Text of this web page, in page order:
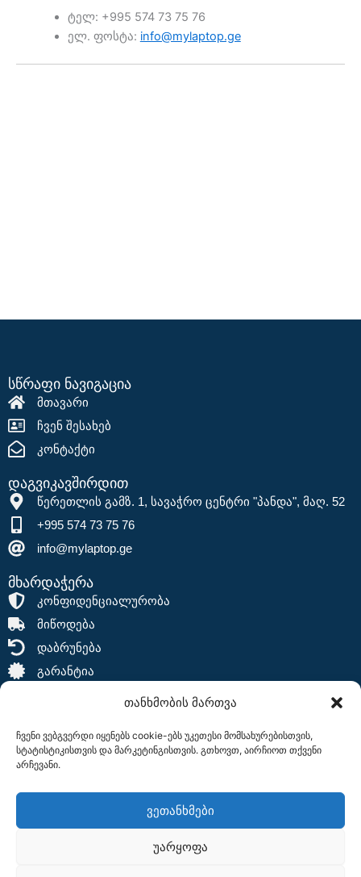
თანხმობის მართვა
ჩვენი ვებგვერდი იყენებს cookie-ებს უკეთესი მომსახურებისთვის,
სტატისტიკისთვის და მარკეტინგისთვის. გთხოვთ, აირჩიოთ თქვენი
არჩევანი.
ვეთანხმები
უარყოფა
ტელ: +995 574 73 75 76
ელ. ფოსტა: info@mylaptop.ge
სწრაფი ნავიგაცია
მთავარი
ჩვენ შესახებ
კონტაქტი
დაგვიკავშირდით
წერეთლის გამზ. 1, სავაჭრო ცენტრი "პანდა", მაღ. 52
+995 574 73 75 76
info@mylaptop.ge
მხარდაჭერა
კონფიდენციალურობა
მიწოდება
დაბრუნება
გარანტია
დაგვიმეგობრდით
F
c
I
s